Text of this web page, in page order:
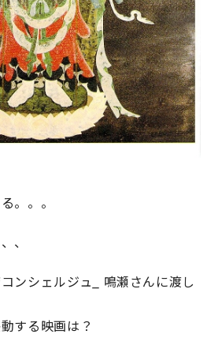
。。。
、
ンシェルジュ_ 鳴瀬さんに渡し
する映画は？